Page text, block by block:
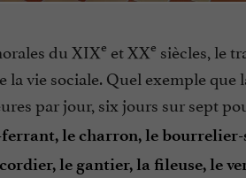
du XIXe et XXe siècles, le
vie sociale. Quel exemple
par jour, six jours sur sept
le charron, le
le gantier, la fileuse, le